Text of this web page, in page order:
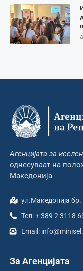
Агенцијата за
однесуваат на
Македонија
ул.Македонија бр.
Тел: + 389 2 3118
Email:
За Агенцијата